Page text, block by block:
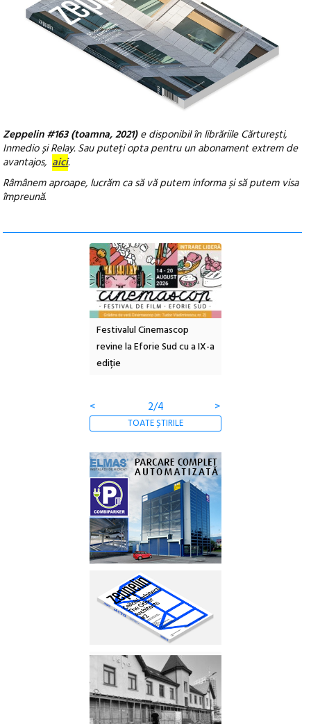
Zeppelin #163 (toamna, 2021)e disponibil în librăriile Cărturești,
Inmedio și Relay.Sau puteți opta pentru un abonament extrem de
avantajos,aici.
Râmânem aproape, lucrăm ca să vă putem informa și să putem visa
împreună.
Festivalul Cinemascop
revine la Eforie Sud cu a IX-a
ediție
<
2/4 >
TOATE ȘTIRILE